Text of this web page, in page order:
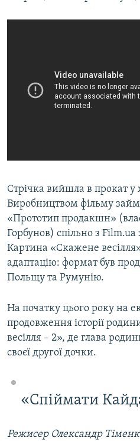
Стрічка вийшла в прокат у
Виробництвом фільму
«Прототип продакшн»
Горбунов) спільно з
Картина «Скажене
адаптацію: формат був
Польщу та Румунію.
На початку цього року на
продовження історії
весілля – 2», де глава
своєї другої дочки.
«Спіймати
Режисер Олександр